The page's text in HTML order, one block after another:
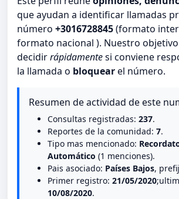
que ayudan a identificar llamadas
número +3016728845(formato
formato nacional ). Nuestro
decidirrápidamentesi conviene
la llamada o bloquearel número.
Resumen de actividad de este
Consultas registradas: 237.
Reportes de la comunidad: 7.
Tipo mas mencionado:
Automático (1 menciones).
Pais asociado: Países Bajos,
Primer registro: 21/05/2020
10/08/2020.